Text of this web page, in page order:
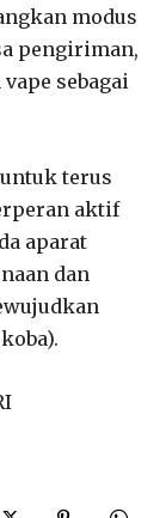
modus
pengiriman,
sebagai
terus
aktif
aparat
dan